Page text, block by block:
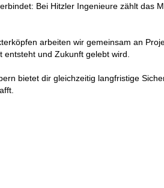
Bei Hitzler Ingenieure zählt
arbeiten wir gemeinsam an
und Zukunft gelebt wird.
bietet dir gleichzeitig langfristige